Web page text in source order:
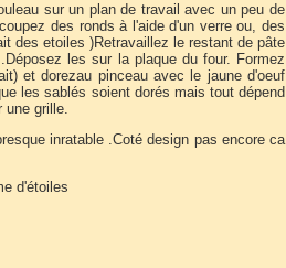
sur un plan de travail avec un peu de
des ronds à l'aide d'un verre ou, des
des etoiles )Retravaillez le restant de pâte
les sur la plaque du four. Formez
et dorezau pinceau avec le jaune d'oeuf
les sablés soient dorés mais tout dépend
une grille.
inratable .Coté design pas encore ca
d'étoiles